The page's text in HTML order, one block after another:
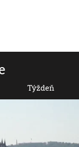
Týždeň